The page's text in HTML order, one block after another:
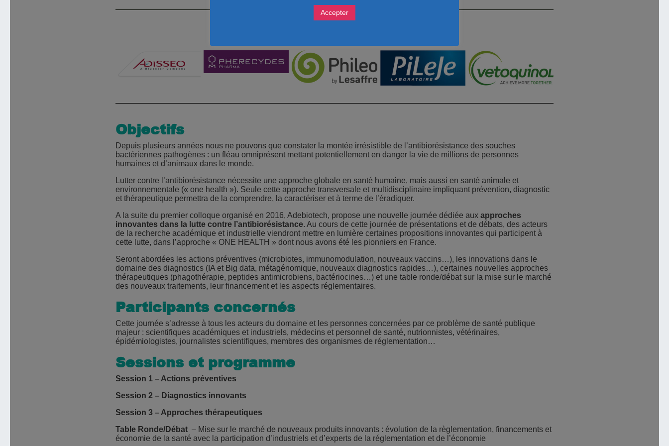
Objectifs
Depuis plusieurs années nous ne pouvons que constater la montée irrésistible de l’antibiorésistance des souches
bactériennes pathogènes : un fléau omniprésent mettant potentiellement en danger la vie de millions de personnes
humaines et d’animaux dans le monde.
Lutter contre l’antibiorésistance nécessite une approche globale en santé humaine, mais aussi en santé animale et
environnementale (« one health »). Seule cette approche transversale et multidisciplinaire impliquant prévention, diagnostic
et thérapeutique permettra de la comprendre, la caractériser et à terme de l’éradiquer.
A la suite du premier colloque organisé en 2016, Adebiotech, propose une nouvelle journée dédiée aux approches
innovantes dans la lutte contre l’antibiorésistance. Au cours de cette journée de présentations et de débats, des acteurs
de la recherche académique et industrielle viendront mettre en lumière certaines propositions innovantes qui participent à
cette lutte, dans l’approche « ONE HEALTH » dont nous avons été les pionniers en France.
Seront abordées les actions préventives (microbiotes, immunomodulation, nouveaux vaccins…), les innovations dans le
domaine des diagnostics (IA et Big data, métagénomique, nouveaux diagnostics rapides…), certaines nouvelles approches
thérapeutiques (phagothérapie, peptides antimicrobiens, bactériocines…) et une table ronde/débat sur la mise sur le marché
des nouveaux traitements, leur financement et les aspects réglementaires.
Participants concernés
Cette journée s’adresse à tous les acteurs du domaine et les personnes concernées par ce problème de santé publique
majeur : scientifiques académiques et industriels, médecins et personnel de santé, nutrionnistes, vétérinaires,
épidémiologistes, journalistes scientifiques, membres des organismes de réglementation…
Sessions et programme
Session 1 – Actions préventives
Session 2 – Diagnostics innovants
Session 3 – Approches thérapeutiques
Table Ronde/Débat – Mise sur le marché de nouveaux produits innovants : évolution de la règlementation, financements et
économie de la santé avec la participation d’industriels et d’experts de la réglementation et de l’économie
Accepter